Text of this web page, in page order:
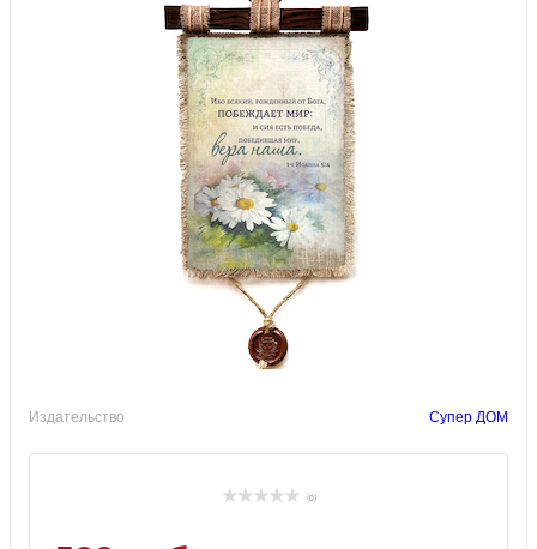
Издательство Супер ДОМ
(0)